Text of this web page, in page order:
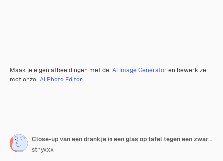
Maak je eigen afbeeldingen met de AI Image Generator en bewerk ze
met onze AI Photo Editor.
Close-up van een drankje in een glas op tafel tegen een zwarte achtergrond
stnyxxx